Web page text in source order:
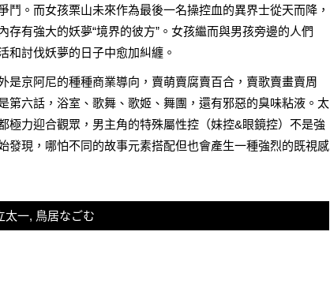
。而女孩栗山未來作為最後一名操控血的異界士從天而降，
有強大的妖夢“境界的彼方”。女孩繼而與男孩旁邊的人們
和討伐妖夢的日子中愈加糾纏。
是京阿尼的種種商業導向，賣萌賣腐賣百合，賣歌賣畫賣周
第六話，浴室、歌舞、歌姬、舞團，還有邪惡的臭味粘液。太
極力迎合觀眾，男主角的特殊屬性控（妹控&眼鏡控）不是強
發現，哪怕不同的故事元素搭配但也會產生一種強烈的既視感
太一, 鳥居なごむ